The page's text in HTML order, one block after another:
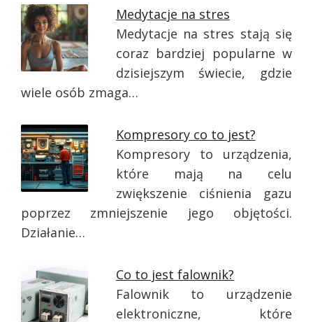
Medytacje na stres
Medytacje na stres stają się
coraz bardziej popularne w
dzisiejszym świecie, gdzie
wiele osób zmaga…
Kompresory co to jest?
Kompresory to urządzenia,
które mają na celu
zwiększenie ciśnienia gazu
poprzez zmniejszenie jego objętości.
Działanie…
Co to jest falownik?
Falownik to urządzenie
elektroniczne, które